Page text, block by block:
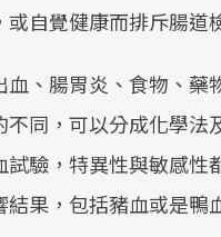
自覺健康而排斥腸道
、腸胃炎、食物、藥
同，可以分成化學法
驗，特異性與敏感性
果，包括豬血或是鴨